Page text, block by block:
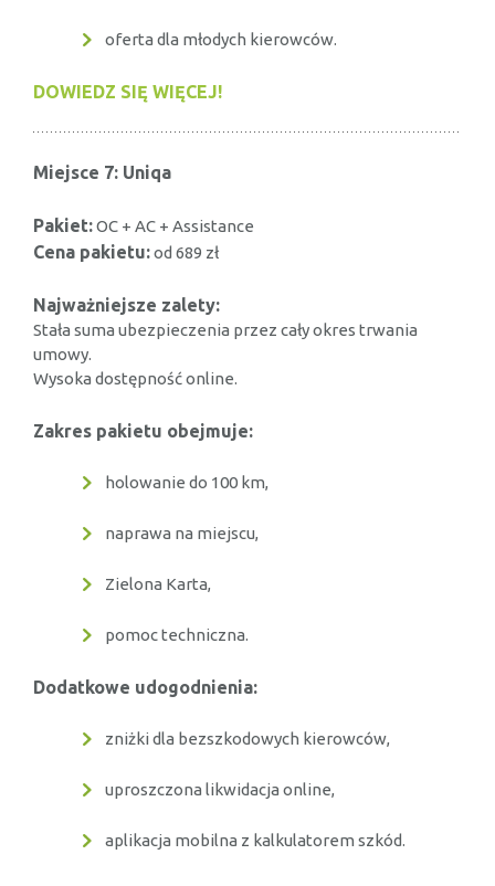
oferta dla młodych kierowców.
DOWIEDZ SIĘ WIĘCEJ!
Miejsce 7: Uniqa
Pakiet:OC + AC + Assistance
Cena pakietu:od 689 zł
Najważniejsze zalety:
Stała suma ubezpieczenia przez cały okres trwania
umowy.
Wysoka dostępność online.
Zakres pakietu obejmuje:
holowanie do 100 km,
naprawa na miejscu,
Zielona Karta,
pomoc techniczna.
Dodatkowe udogodnienia:
zniżki dla bezszkodowych kierowców,
uproszczona likwidacja online,
aplikacja mobilna z kalkulatorem szkód.